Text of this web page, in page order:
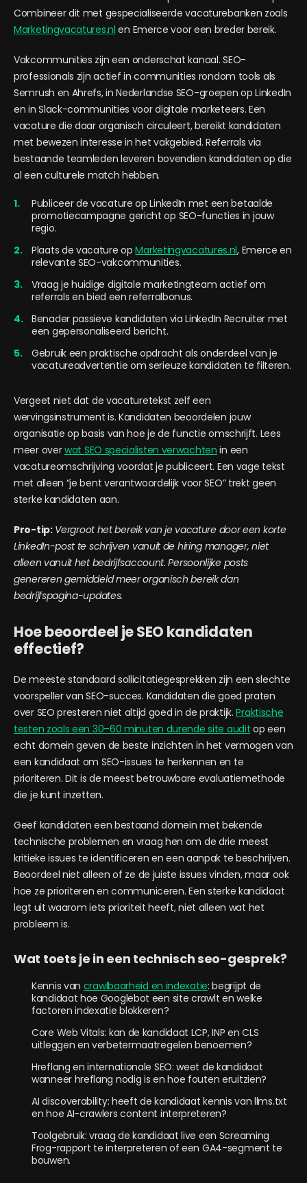
Combineer dit met gespecialiseerde vacaturebanken zoals
Marketingvacatures.nl en Emerce voor een breder bereik.
Vakcommunities zijn een onderschat kanaal. SEO-
professionals zijn actief in communities rondom tools als
Semrush en Ahrefs, in Nederlandse SEO-groepen op LinkedIn
en in Slack-communities voor digitale marketeers. Een
vacature die daar organisch circuleert, bereikt kandidaten
met bewezen interesse in het vakgebied. Referrals via
bestaande teamleden leveren bovendien kandidaten op die
al een culturele match hebben.
Publiceer de vacature op LinkedIn met een betaalde
promotiecampagne gericht op SEO-functies in jouw
regio.
Plaats de vacature opMarketingvacatures.nl, Emerce en
relevante SEO-vakcommunities.
Vraag je huidige digitale marketingteam actief om
referrals en bied een referralbonus.
Benader passieve kandidaten via LinkedIn Recruiter met
een gepersonaliseerd bericht.
Gebruik een praktische opdracht als onderdeel van je
vacatureadvertentie om serieuze kandidaten te filteren.
Vergeet niet dat de vacaturetekst zelf een
wervingsinstrument is. Kandidaten beoordelen jouw
organisatie op basis van hoe je de functie omschrijft. Lees
meer overwat SEO specialisten verwachten in een
vacatureomschrijving voordat je publiceert. Een vage tekst
met alleen “je bent verantwoordelijk voor SEO” trekt geen
sterke kandidaten aan.
Pro-tip: Vergroot het bereik van je vacature door een korte
LinkedIn-post te schrijven vanuit de hiring manager, niet
alleen vanuit het bedrijfsaccount. Persoonlijke posts
genereren gemiddeld meer organisch bereik dan
bedrijfspagina-updates.
Hoe beoordeel je SEO kandidaten
effectief?
De meeste standaard sollicitatiegesprekken zijn een slechte
voorspeller van SEO-succes. Kandidaten die goed praten
over SEO presteren niet altijd goed in de praktijk.Praktische
testen zoals een 30–60 minuten durende site audit op een
echt domein geven de beste inzichten in het vermogen van
een kandidaat om SEO-issues te herkennen en te
prioriteren. Dit is de meest betrouwbare evaluatiemethode
die je kunt inzetten.
Geef kandidaten een bestaand domein met bekende
technische problemen en vraag hen om de drie meest
kritieke issues te identificeren en een aanpak te beschrijven.
Beoordeel niet alleen of ze de juiste issues vinden, maar ook
hoe ze prioriteren en communiceren. Een sterke kandidaat
legt uit waarom iets prioriteit heeft, niet alleen wat het
probleem is.
Wat toets je in een technisch seo-gesprek?
Kennis van crawlbaarheid en indexatie: begrijpt de
kandidaat hoe Googlebot een site crawlt en welke
factoren indexatie blokkeren?
Core Web Vitals: kan de kandidaat LCP, INP en CLS
uitleggen en verbetermaatregelen benoemen?
Hreflang en internationale SEO: weet de kandidaat
wanneer hreflang nodig is en hoe fouten eruitzien?
AI discoverability: heeft de kandidaat kennis van llms.txt
en hoe AI-crawlers content interpreteren?
Toolgebruik: vraag de kandidaat live een Screaming
Frog-rapport te interpreteren of een GA4-segment te
bouwen.